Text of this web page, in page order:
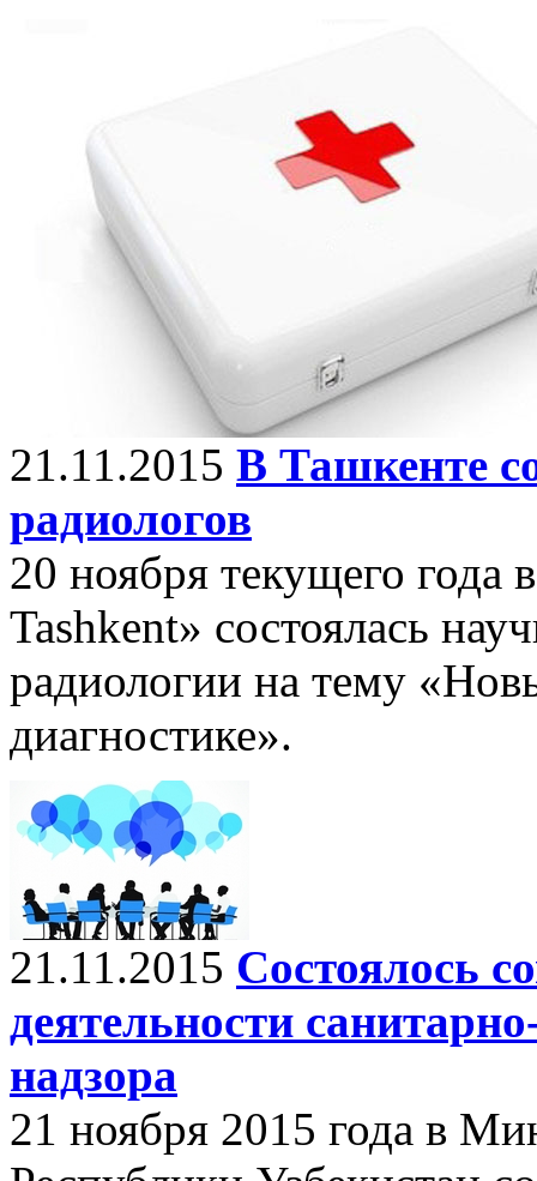
21.11.2015 В Ташкенте
радиологов
20 ноября текущего года
Tashkent» состоялась
радиологии на тему
диагностике».
21.11.2015 Состоялось
деятельности
надзора
21 ноября 2015 года в